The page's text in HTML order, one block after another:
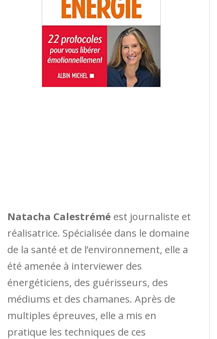
Natacha Calestrémé est journaliste et
réalisatrice. Spécialisée dans le domaine
de la santé et de l’environnement, elle a
été amenée à interviewer des
énergéticiens, des guérisseurs, des
médiums et des chamanes. Après de
multiples épreuves, elle a mis en
pratique les techniques de ces